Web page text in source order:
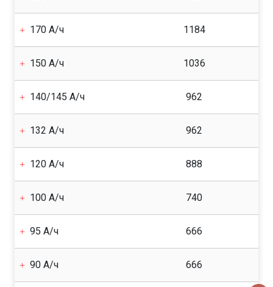
170 А/ч 1184
150 А/ч 1036
140/145 А/ч 962
132 А/ч 962
120 А/ч 888
100 А/ч 740
95 А/ч 666
90 А/ч 666